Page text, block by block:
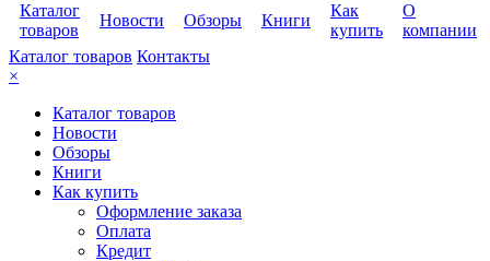
Каталог
товаров
Новости Обзоры Книги
Как
купить
О
компании
Каталог товаров Контакты
×
Каталог товаров
Новости
Обзоры
Книги
Как купить
Оформление заказа
Оплата
Кредит